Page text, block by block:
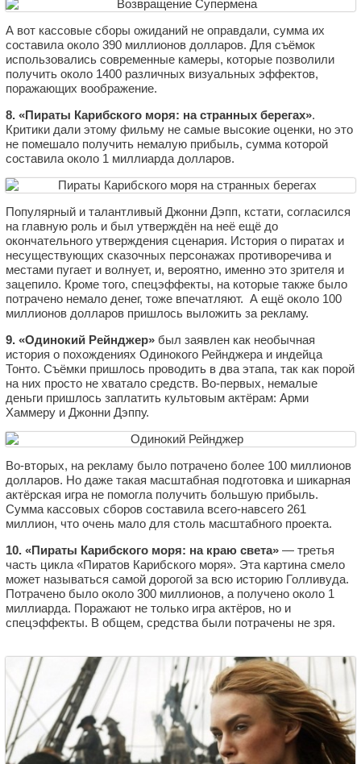
А вот кассовые сборы ожиданий не оправдали, сумма их
составила около 390 миллионов долларов. Для съёмок
использовались современные камеры, которые позволили
получить около 1400 различных визуальных эффектов,
поражающих воображение.
8. «Пираты Карибского моря: на странных берегах».
Критики дали этому фильму не самые высокие оценки, но это
не помешало получить немалую прибыль, сумма которой
составила около 1 миллиарда долларов.
Популярный и талантливый Джонни Дэпп, кстати, согласился
на главную роль и был утверждён на неё ещё до
окончательного утверждения сценария. История о пиратах и
несуществующих сказочных персонажах противоречива и
местами пугает и волнует, и, вероятно, именно это зрителя и
зацепило. Кроме того, спецэффекты, на которые также было
потрачено немало денег, тоже впечатляют. А ещё около 100
миллионов долларов пришлось выложить за рекламу.
9. «Одинокий Рейнджер» был заявлен как необычная
история о похождениях Одинокого Рейнджера и индейца
Тонто. Съёмки пришлось проводить в два этапа, так как порой
на них просто не хватало средств. Во-первых, немалые
деньги пришлось заплатить культовым актёрам: Арми
Хаммеру и Джонни Дэппу.
Во-вторых, на рекламу было потрачено более 100 миллионов
долларов. Но даже такая масштабная подготовка и шикарная
актёрская игра не помогла получить большую прибыль.
Сумма кассовых сборов составила всего-навсего 261
миллион, что очень мало для столь масштабного проекта.
10. «Пираты Карибского моря: на краю света» — третья
часть цикла «Пиратов Карибского моря». Эта картина смело
может называться самой дорогой за всю историю Голливуда.
Потрачено было около 300 миллионов, а получено около 1
миллиарда. Поражают не только игра актёров, но и
спецэффекты. В общем, средства были потрачены не зря.